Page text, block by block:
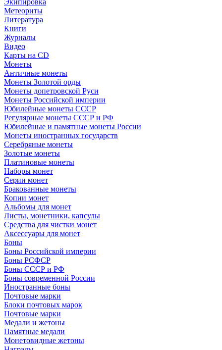
Экипировка
Метеориты
Литература
Книги
Журналы
Видео
Карты на CD
Монеты
Античные монеты
Монеты Золотой орды
Монеты допетровской Руси
Монеты Российской империи
Юбилейные монеты СССР
Регулярные монеты СССР и РФ
Юбилейные и памятные монеты России
Монеты иностранных государств
Серебряные монеты
Золотые монеты
Платиновые монеты
Наборы монет
Серии монет
Бракованные монеты
Копии монет
Альбомы для монет
Листы, монетники, капсулы
Средства для чистки монет
Аксессуары для монет
Боны
Боны Российской империи
Боны РСФСР
Боны СССР и РФ
Боны современной России
Иностранные боны
Почтовые марки
Блоки почтовых марок
Почтовые марки
Медали и жетоны
Памятные медали
Монетовидные жетоны